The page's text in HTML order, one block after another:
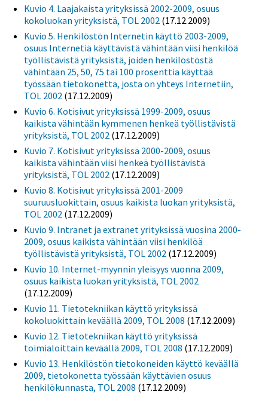
Kuvio 4. Laajakaista yrityksissä 2002-2009, osuus
kokoluokan yrityksistä, TOL 2002 (17.12.2009)
Kuvio 5. Henkilöstön Internetin käyttö 2003-2009,
osuus Internetiä käyttävistä vähintään viisi henkilöä
työllistävistä yrityksistä, joiden henkilöstöstä
vähintään 25, 50, 75 tai 100 prosenttia käyttää
työssään tietokonetta, josta on yhteys Internetiin,
TOL 2002 (17.12.2009)
Kuvio 6. Kotisivut yrityksissä 1999-2009, osuus
kaikista vähintään kymmenen henkeä työllistävistä
yrityksistä, TOL 2002 (17.12.2009)
Kuvio 7. Kotisivut yrityksissä 2000-2009, osuus
kaikista vähintään viisi henkeä työllistävistä
yrityksistä, TOL 2002 (17.12.2009)
Kuvio 8. Kotisivut yrityksissä 2001-2009
suuruusluokittain, osuus kaikista luokan yrityksistä,
TOL 2002 (17.12.2009)
Kuvio 9. Intranet ja extranet yrityksissä vuosina 2000-
2009, osuus kaikista vähintään viisi henkilöä
työllistävistä yrityksistä, TOL 2002 (17.12.2009)
Kuvio 10. Internet-myynnin yleisyys vuonna 2009,
osuus kaikista luokan yrityksistä, TOL 2002
(17.12.2009)
Kuvio 11. Tietotekniikan käyttö yrityksissä
kokoluokittain keväällä 2009, TOL 2008 (17.12.2009)
Kuvio 12. Tietotekniikan käyttö yrityksissä
toimialoittain keväällä 2009, TOL 2008 (17.12.2009)
Kuvio 13. Henkilöstön tietokoneiden käyttö keväällä
2009, tietokonetta työssään käyttävien osuus
henkilökunnasta, TOL 2008 (17.12.2009)